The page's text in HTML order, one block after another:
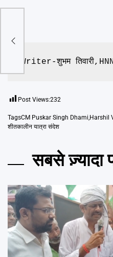
Writer-शुभम
Post Views:232
TagsCM Puskar Singh Dhami Harshil
शीतकालीन यात्रा संदेश
सबसे ज़्यादा